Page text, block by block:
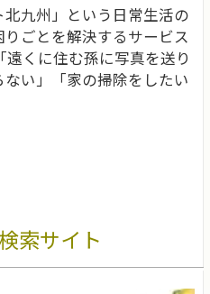
九州」という日常生活の
ごとを解決するサービス
に住む孫に写真を送り
い」「家の掃除をしたい
索サイト